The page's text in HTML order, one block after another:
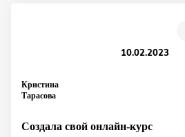
Кристина
Тарасова
10.02.2023
Создала свой онлайн-курс